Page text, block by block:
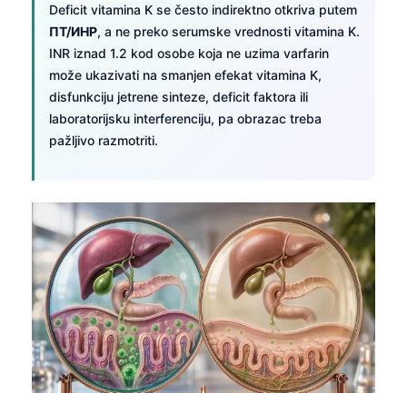
Deficit vitamina K se često indirektno otkriva putem
ПТ/ИНР, a ne preko serumske vrednosti vitamina K.
INR iznad 1.2 kod osobe koja ne uzima varfarin
može ukazivati na smanjen efekat vitamina K,
disfunkciju jetrene sinteze, deficit faktora ili
laboratorijsku interferenciju, pa obrazac treba
pažljivo razmotriti.
Lietuvių kalba
Polski
한국어
Slovenščina
Magyar
Shqip
বাংলা
मराठी
తెలుగు
தமிழ்
ગુજરાતી
ಕನ್ನಡ